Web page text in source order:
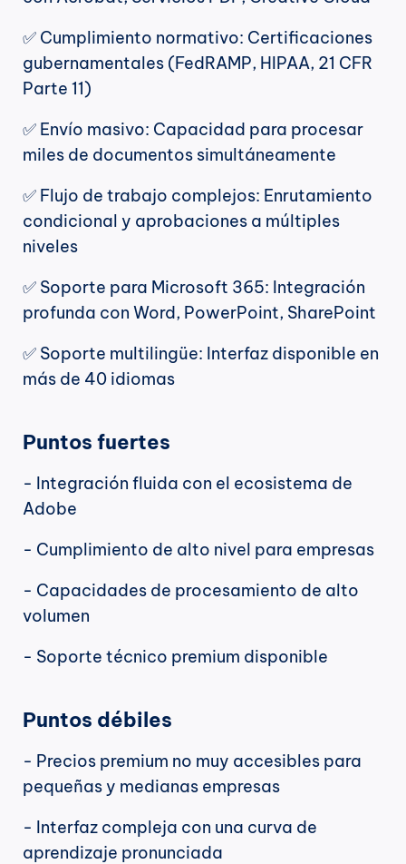
✅ Cumplimiento normativo: Certificaciones
gubernamentales (FedRAMP, HIPAA, 21 CFR
Parte 11)
✅ Envío masivo: Capacidad para procesar
miles de documentos simultáneamente
✅ Flujo de trabajo complejos: Enrutamiento
condicional y aprobaciones a múltiples
niveles
✅ Soporte para Microsoft 365: Integración
profunda con Word, PowerPoint, SharePoint
✅ Soporte multilingüe: Interfaz disponible en
más de 40 idiomas
Puntos fuertes
- Integración fluida con el ecosistema de
Adobe
- Cumplimiento de alto nivel para empresas
- Capacidades de procesamiento de alto
volumen
- Soporte técnico premium disponible
Puntos débiles
- Precios premium no muy accesibles para
pequeñas y medianas empresas
- Interfaz compleja con una curva de
aprendizaje pronunciada